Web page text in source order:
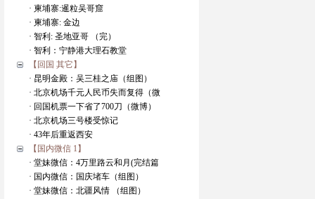
· 柬埔寨:暹粒吴哥窟
· 柬埔寨: 金边
· 智利: 圣地亚哥 （完）
· 智利：宁静港大理石教堂
【回国 其它】
· 昆明金殿：吴三桂之庙（组图）
· 北京机场千元人民币失而复得（微
· 回国机票一下省了700刀（微博）
· 北京机场三号楼受惊记
· 43年后重返西安
【国内微信 1】
· 堂妹微信：4万里路云和月(完结篇
· 国内微信：国庆堵车（组图）
· 堂妹微信：北疆风情 （组图）